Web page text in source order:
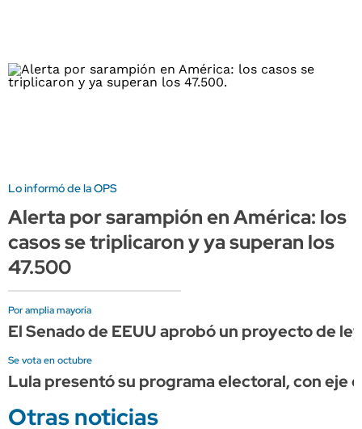
Lo informó de la OPS
Alerta por sarampión en América: los
casos se triplicaron y ya superan los
47.500
Por amplia mayoría
El Senado de EEUU aprobó un proyecto de
Se vota en octubre
Lula presentó su programa electoral, con eje
Otras noticias